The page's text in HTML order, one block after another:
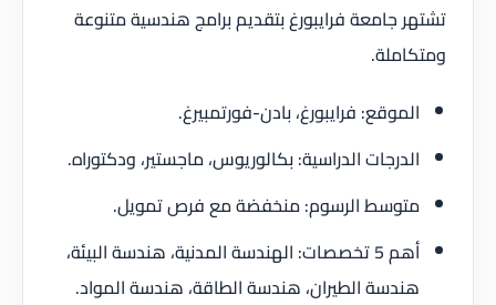
تشتهر جامعة فرايبورغ بتقديم برامج هندسية متنوعة
ومتكاملة.
الموقع: فرايبورغ، بادن-فورتمبيرغ.
الدرجات الدراسية: بكالوريوس، ماجستير، ودكتوراه.
متوسط الرسوم: منخفضة مع فرص تمويل.
أهم 5 تخصصات: الهندسة المدنية، هندسة البيئة،
هندسة الطيران، هندسة الطاقة، هندسة المواد.